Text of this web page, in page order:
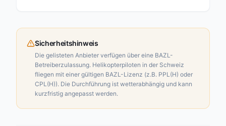
Sicherheitshinweis
Die gelisteten Anbieter verfügen über eine BAZL-
Betreiberzulassung. Helikopterpiloten in der Schweiz
fliegen mit einer gültigen BAZL-Lizenz (z.B. PPL(H) oder
CPL(H)). Die Durchführung ist wetterabhängig und kann
kurzfristig angepasst werden.